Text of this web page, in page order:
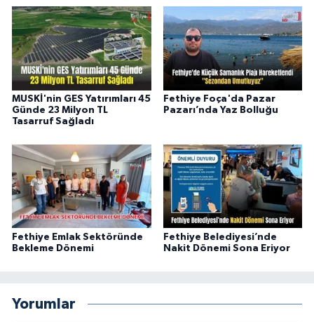
MUSKİ'nin GES Yatırımları 45
Günde 23 Milyon TL
Tasarruf Sağladı
Fethiye Foça'da Pazar
Pazarı’nda Yaz Bolluğu
Fethiye Emlak Sektöründe
Bekleme Dönemi
Fethiye Belediyesi’nde
Nakit Dönemi Sona Eriyor
Yorumlar